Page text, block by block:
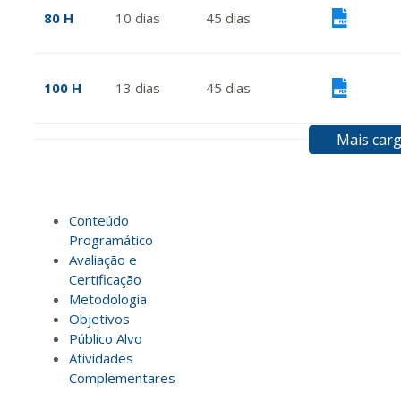
80 H 10 dias 45 dias
100 H 13 dias 45 dias
140 H 18
160 H 20dias
180 H 23dias
Mais
Conteúdo
Programático
Avaliação e
Certificação
Metodologia
Objetivos
Público Alvo
Atividades
Complementares